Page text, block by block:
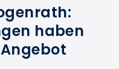
haben